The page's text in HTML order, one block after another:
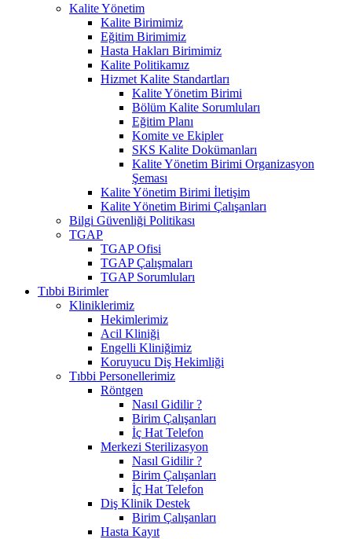
Kalite Yönetim
Kalite Birimimiz
Eğitim Birimimiz
Hasta Hakları Birimimiz
Kalite Politikamız
Hizmet Kalite Standartları
Kalite Yönetim Birimi
Bölüm Kalite Sorumluları
Eğitim Planı
Komite ve Ekipler
SKS Kalite Dokümanları
Kalite Yönetim Birimi Organizasyon
Şeması
Kalite Yönetim Birimi İletişim
Kalite Yönetim Birimi Çalışanları
Bilgi Güvenliği Politikası
TGAP
TGAP Ofisi
TGAP Çalışmaları
TGAP Sorumluları
Tıbbi Birimler
Kliniklerimiz
Hekimlerimiz
Acil Kliniği
Engelli Kliniğimiz
Koruyucu Diş Hekimliği
Tıbbi Personellerimiz
Röntgen
Nasıl Gidilir ?
Birim Çalışanları
İç Hat Telefon
Merkezi Sterilizasyon
Nasıl Gidilir ?
Birim Çalışanları
İç Hat Telefon
Diş Klinik Destek
Birim Çalışanları
Hasta Kayıt